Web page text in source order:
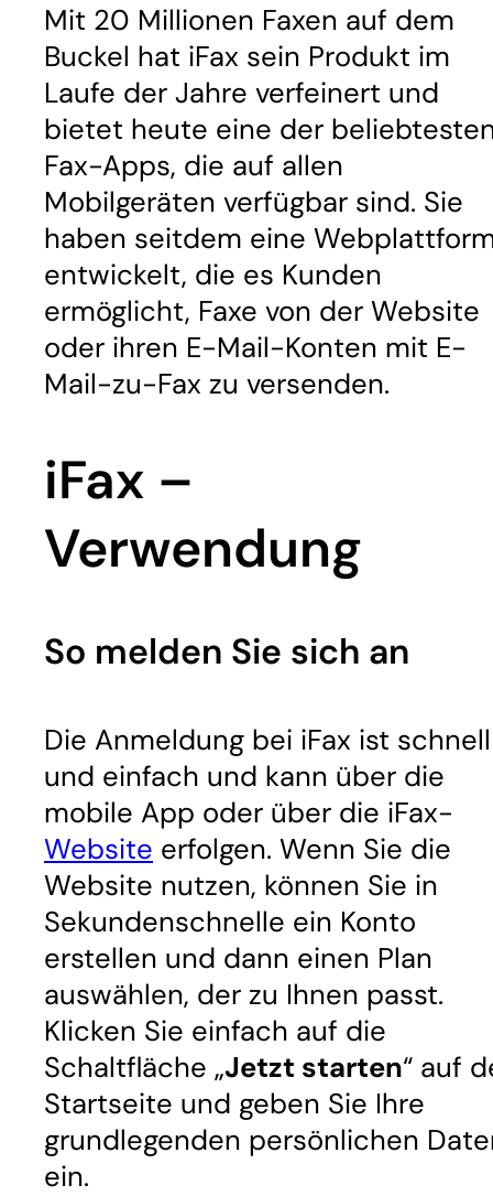
Mit 20 Millionen Faxen auf dem
Buckel hat iFax sein Produkt im
Laufe der Jahre verfeinert und
bietet heute eine der
Fax-Apps, die auf allen
Mobilgeräten verfügbar sind. Sie
haben seitdem eine
entwickelt, die es Kunden
ermöglicht, Faxe von der Website
oder ihren E-Mail-Konten mit E-
Mail-zu-Fax zu versenden.
iFax –
Verwendung
So melden Sie sich an
Die Anmeldung bei iFax ist schnell
und einfach und kann über die
mobile App oder über die iFax-
Website erfolgen. Wenn Sie die
Website nutzen, können Sie in
Sekundenschnelle ein Konto
erstellen und dann einen Plan
auswählen, der zu Ihnen passt.
Klicken Sie einfach auf die
Schaltfläche „Jetzt starten“ auf
Startseite und geben Sie Ihre
grundlegenden persönlichen
ein.